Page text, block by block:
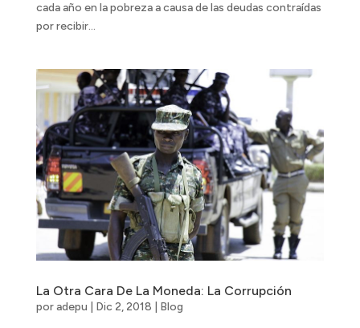
cada año en la pobreza a causa de las deudas contraídas
por recibir...
La Otra Cara De La Moneda: La Corrupción
poradepu Dic 2, 2018 Blog